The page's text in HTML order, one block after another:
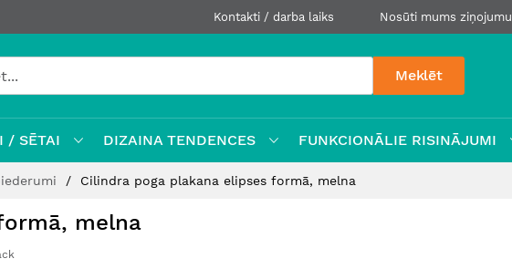
Kontakti / darba laiks Nosūti mums ziņojumu
Meklēt
/ SĒTAI DIZAINA TENDENCES FUNKCIONĀLIE RISINĀJUMI
Cilindra poga plakana elipses formā, melna
melna